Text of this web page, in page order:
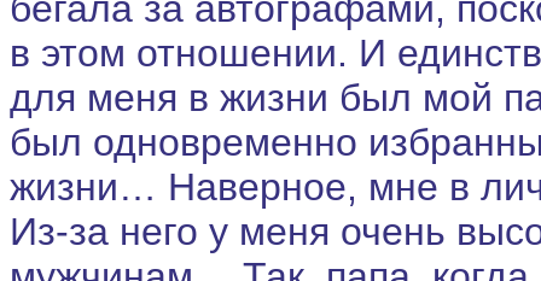
в этом отношении. И
для меня в жизни был мой
был одновременно
жизни… Наверное, мне в
Из-за него у меня очень